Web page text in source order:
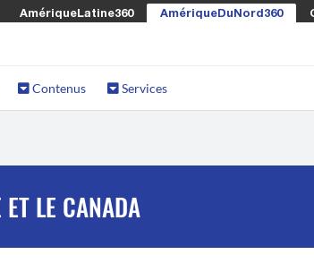
AmériqueLatine360 AmériqueDuNord360
Contenus Services
LE CANADA